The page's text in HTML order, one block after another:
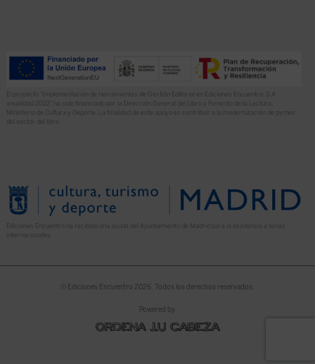
El proyecto “Implementación de herramientas de Gestión Editorial en Ediciones Encuentro, S.A.
anualidad 2022” ha sido financiado por la Dirección General del Libro y Fomento de la Lectura,
Ministerio de Cultura y Deporte. La finalidad de este apoyo es contribuir a la modernización de pymes
del sector del libro.
Ediciones Encuentro ha recibido una ayuda del Ayuntamiento de Madrid para la asistencia a ferias
© Ediciones Encuentro 2026. Todos los derechos reservados.
Powered by